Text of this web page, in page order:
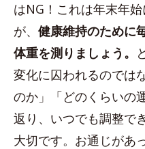
はNG！これは年末年
が、 健康維持のために
体重を測りましょう。
変化に囚われるのでは
のか」「どのくらいの
返り、いつでも調整で
大切です。お通じがあ